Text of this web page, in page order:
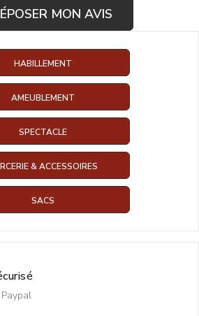
MON AVIS
HABILLEMENT
AMEUBLEMENT
SPECTACLE
& ACCESSOIRES
SACS